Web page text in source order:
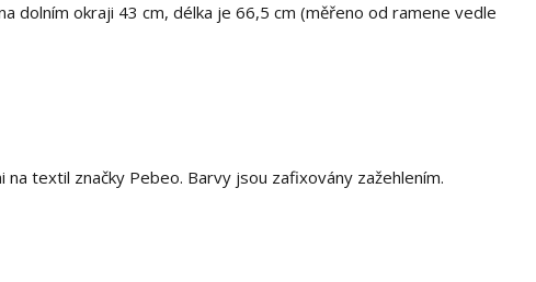
dolním okraji 43 cm, délka je 66,5 cm (měřeno od ramene vedle
textil značky Pebeo. Barvy jsou zafixovány zažehlením.